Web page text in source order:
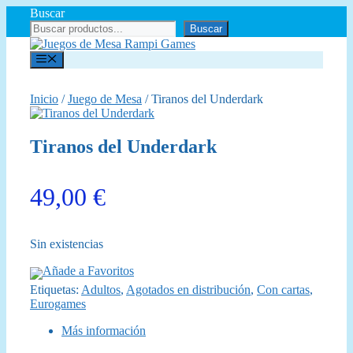
Saltar
contenido
Buscar
Buscar
Menú
Inicio /Juego de Mesa / Tiranos del Underdark
Tiranos del Underdark
49,00 €
Sin existencias
Añade a Favoritos
Etiquetas: Adultos, Agotados en distribución, Con cartas,
Eurogames
Más información